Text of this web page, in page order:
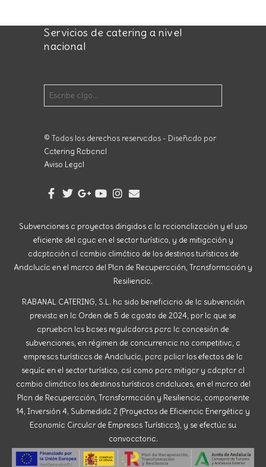
Servicios de catering a nivel
nacional
© Todos los derechos reservados - Diseñado por
Catering Rabanal
Aviso Legal
Subvenciones a proyectos dirigidos a la racionalización y el uso
eficiente del agua en el sector turístico, y de mitigación y
adaptación al cambio climático de los destinos turísticos de
Andalucía en el marco del Plan de Recuperación, Transformación y
Resiliencia.
RABANAL CATERING, S.L. ha sido beneficiario de la subvención
prevista en la Orden de 5 de agosto de 2024, por la que se
aprueban las bases reguladoras para la concesión de
subvenciones, en régimen de concurrencia no competitiva, a
empresas turísticas de Andalucía, para paliar los efectos de la
sequía en el sector turístico, así como para mitigar y adaptar al
cambio climático los destinos turísticos andaluces, en el marco del
Plan de Recuperación, Transformación y Resiliencia, componente
14, Inversión 4, Submedida 2 (Proyectos de Eficiencia Energética y
Economía Circular de Empresas Turísticas), y se efectúa su
convocatoria.